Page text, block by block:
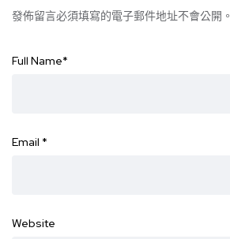
發佈留言必須填寫的電子郵件地址不會公開。
Full Name*
Email *
Website